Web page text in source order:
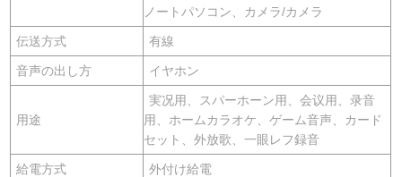
ノートパソコン、カメラ/カメラ
伝送方式 有線
音声の出し方 イヤホン
用途
実况用、スパーホーン用、会议用、录音
用、ホームカラオケ、ゲーム音声、カード
セット、外放歌、一眼レフ録音
給電方式 外付け給電